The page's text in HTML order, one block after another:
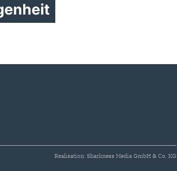
Realisation: Sharkness Media GmbH & Co. KG